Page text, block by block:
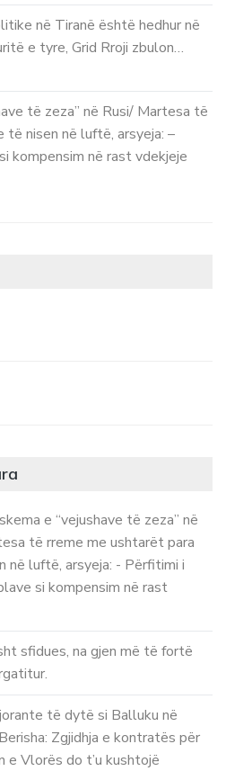
në Tiranë është hedhur në
e tyre, Grid Rroji zbulon…
të zeza” në Rusi/ Martesa të
nisen në luftë, arsyeja: –
kompensim në rast vdekjeje
e “vejushave të zeza” në
të rreme me ushtarët para
në luftë, arsyeja: - Përfitimi i
si kompensim në rast
sfidues, na gjen më të fortë
të dytë si Balluku në
Zgjidhja e kontratës për
e Vlorës do t’u kushtojë